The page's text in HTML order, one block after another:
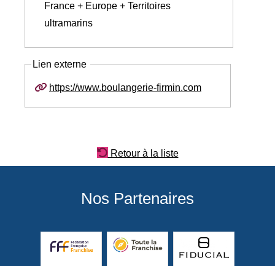
France + Europe + Territoires
ultramarins
Lien externe
https://www.boulangerie-firmin.com
Retour à la liste
Nos Partenaires